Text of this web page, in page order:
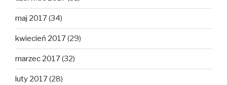
maj 2017(34)
kwiecień 2017(29)
marzec 2017(32)
luty 2017(28)